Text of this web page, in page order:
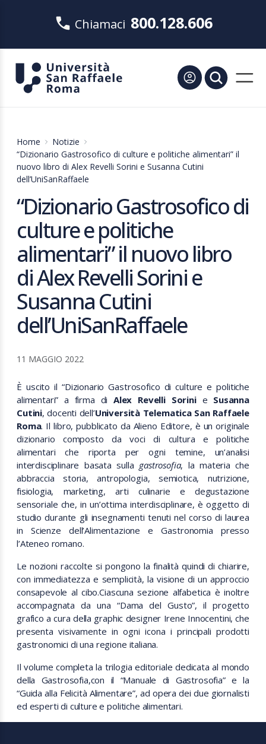
Chiamaci 800.128.606
Home
Notizie
“Dizionario Gastrosofico di culture e politiche alimentari” il
nuovo libro di Alex Revelli Sorini e Susanna Cutini
dell’UniSanRaffaele
“Dizionario Gastrosofico di
culture e politiche
alimentari” il nuovo libro
di Alex Revelli Sorini e
Susanna Cutini
dell’UniSanRaffaele
11 MAGGIO 2022
È uscito il “Dizionario Gastrosofico di culture e politiche
alimentari” a firma di Alex Revelli Sorini e Susanna
Cutini, docenti dell’Università Telematica San Raffaele
Roma. Il libro, pubblicato da Alieno Editore, è un originale
dizionario composto da voci di cultura e politiche
alimentari che riporta per ogni temine, un’analisi
interdisciplinare basata sulla gastrosofia, la materia che
abbraccia storia, antropologia, semiotica, nutrizione,
fisiologia, marketing, arti culinarie e degustazione
sensoriale che, in un’ottima interdisciplinare, è oggetto di
studio durante gli insegnamenti tenuti nel corso di laurea
in Scienze dell’Alimentazione e Gastronomia presso
l’Ateneo romano.
Le nozioni raccolte si pongono la finalità quindi di chiarire,
con immediatezza e semplicità, la visione di un approccio
consapevole al cibo.Ciascuna sezione alfabetica è inoltre
accompagnata da una “Dama del Gusto”, il progetto
grafico a cura della graphic designer Irene Innocentini, che
presenta visivamente in ogni icona i principali prodotti
gastronomici di una regione italiana.
Il volume completa la trilogia editoriale dedicata al mondo
della Gastrosofia,con il “Manuale di Gastrosofia” e la
“Guida alla Felicità Alimentare”, ad opera dei due giornalisti
ed esperti di culture e politiche alimentari.